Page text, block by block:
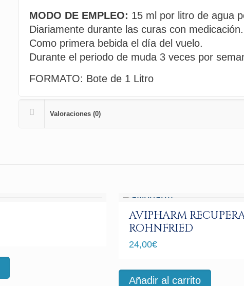
MODO DE EMPLEO: 15 ml por litro de agua
Diariamente durante las curas con medicación.
Como primera bebida el día del vuelo.
Durante el periodo de muda 3 veces por
FORMATO: Bote de 1 Litro
Valoraciones (0)
AVIPHARM
ROHNFRIED
24,00€
Añadir al carrito